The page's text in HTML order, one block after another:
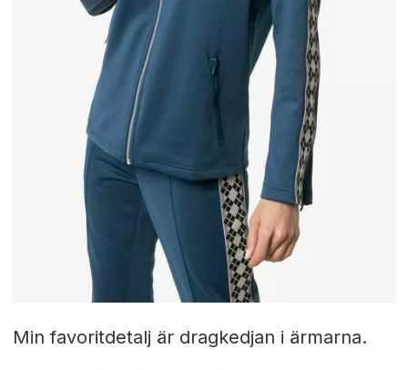
Min favoritdetalj är dragkedjan i ärmarna.